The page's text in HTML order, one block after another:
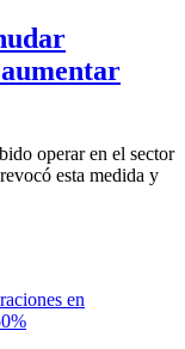
operar en el sector
esta medida y